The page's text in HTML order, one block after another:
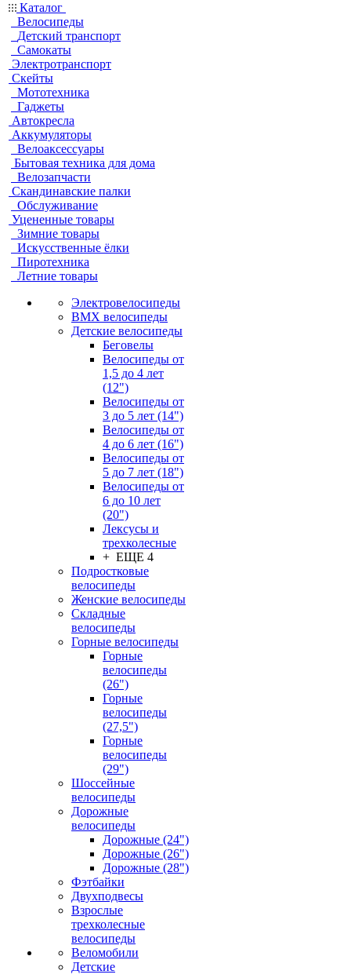
Каталог
Велосипеды
Детский транспорт
Самокаты
Электротранспорт
Скейты
Мототехника
Гаджеты
Автокресла
Аккумуляторы
Велоаксессуары
Бытовая техника для дома
Велозапчасти
Скандинавские палки
Обслуживание
Уцененные товары
Зимние товары
Искусственные ёлки
Пиротехника
Летние товары
Электровелосипеды
BMX велосипеды
Детские велосипеды
Беговелы
Велосипеды от
1,5 до 4 лет
(12")
Велосипеды от
3 до 5 лет (14")
Велосипеды от
4 до 6 лет (16")
Велосипеды от
5 до 7 лет (18")
Велосипеды от
6 до 10 лет
(20")
Лексусы и
трехколесные
+ ЕЩЕ 4
Подростковые
велосипеды
Женские велосипеды
Складные
велосипеды
Горные велосипеды
Горные
велосипеды
(26")
Горные
велосипеды
(27,5")
Горные
велосипеды
(29")
Шоссейные
велосипеды
Дорожные
велосипеды
Дорожные (24")
Дорожные (26")
Дорожные (28")
Фэтбайки
Двухподвесы
Взрослые
трехколесные
велосипеды
Веломобили
Детские